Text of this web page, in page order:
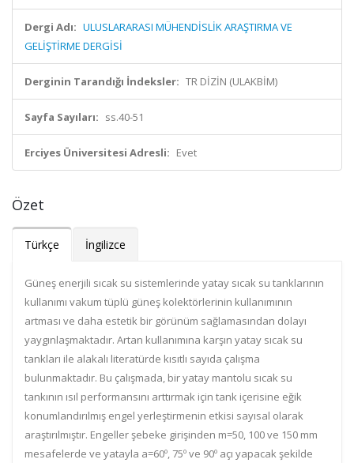
Dergi Adı: ULUSLARARASI MÜHENDİSLİK ARAŞTIRMA VE
GELİŞTİRME DERGİSİ
Derginin Tarandığı İndeksler: TR DİZİN (ULAKBİM)
Sayfa Sayıları: ss.40-51
Erciyes Üniversitesi Adresli: Evet
Özet
Türkçe İngilizce
Güneş enerjili sıcak su sistemlerinde yatay sıcak su tanklarının
kullanımı vakum tüplü güneş kolektörlerinin kullanımının
artması ve daha estetik bir görünüm sağlamasından dolayı
yaygınlaşmaktadır. Artan kullanımına karşın yatay sıcak su
tankları ile alakalı literatürde kısıtlı sayıda çalışma
bulunmaktadır. Bu çalışmada, bir yatay mantolu sıcak su
tankının ısıl performansını arttırmak için tank içerisine eğik
konumlandırılmış engel yerleştirmenin etkisi sayısal olarak
araştırılmıştır. Engeller şebeke girişinden m=50, 100 ve 150 mm
mesafelerde ve yatayla a=60º, 75º ve 90º açı yapacak şekilde